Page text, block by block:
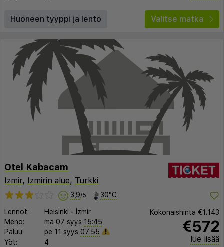
Huoneen tyyppi ja lento Valitse matka
Otel Kabacam
Izmir, Izmirin alue, Turkki
3,9/5 30°C
Lennot: Helsinki - İzmir
Meno:
ma 07 syys 15:45
Paluu:
pe 11 syys 07:55
Yöt:
4
Kokonaishinta €1.143
€572
lue lisää